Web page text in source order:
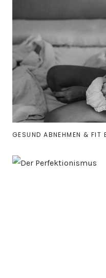
GESUND ABNEHMEN & FIT